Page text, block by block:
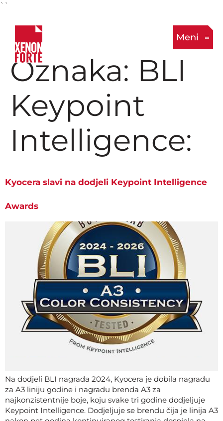
``
Meni
Oznaka: BLI
Keypoint
Intelligence:
Kyocera slavi na dodjeli Keypoint Intelligence
Awards
Na dodjeli BLI nagrada 2024, Kyocera je dobila nagradu
za A3 liniju godine i nagradu brenda A3 za
najkonzistentnije boje, koju svake tri godine dodjeljuje
Keypoint Intelligence. Dodjeljuje se brendu čija je linija A3